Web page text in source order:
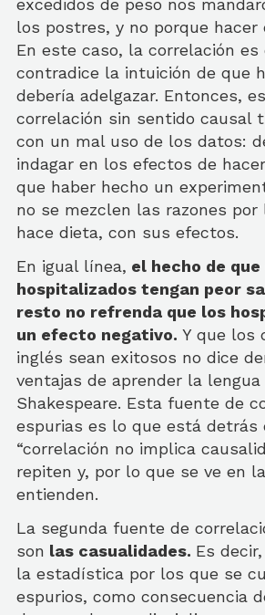
excedidos de peso nos
los postres, y no porque hacer
En este caso, la correlación es
contradice la intuición de que
debería adelgazar. Entonces,
correlación sin sentido causal
con un mal uso de los datos:
indagar en los efectos de
que haber hecho un
no se mezclen las razones
hace dieta, con sus efectos.
En igual línea, el hecho de
hospitalizados tengan peor
resto no refrenda que los
un efecto negativo. Y que los
inglés sean exitosos no dice
ventajas de aprender la lengua
Shakespeare. Esta fuente de
espurias es lo que está detrás
“correlación no implica
repiten y, por lo que se ve en
entienden.
La segunda fuente de
son las casualidades. Es
la estadística por los que se
espurios, como consecuencia